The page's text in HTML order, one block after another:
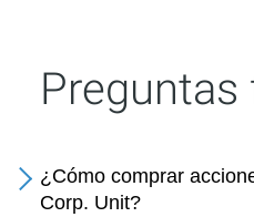
¿Cómo comprar
Corp. Unit?